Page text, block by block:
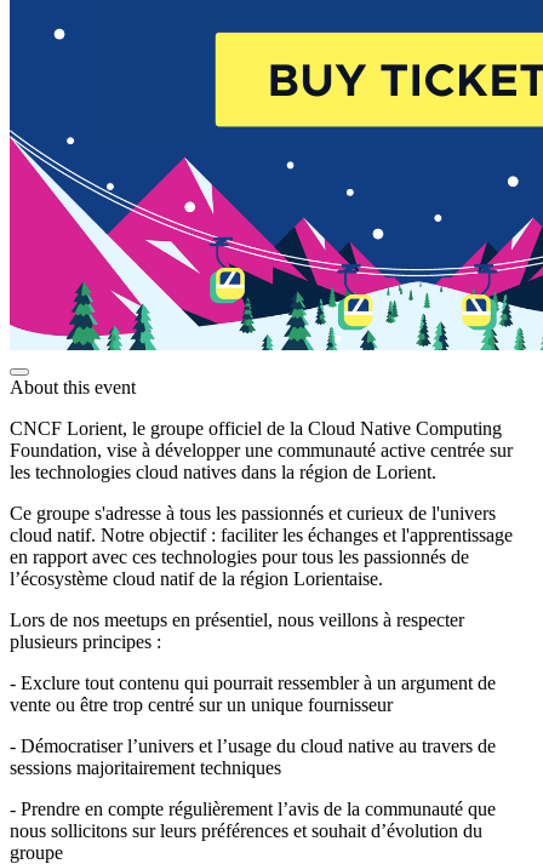
About this event
CNCF Lorient, le groupe officiel de la Cloud Native Computing
Foundation, vise à développer une communauté active centrée sur
les technologies cloud natives dans la région de Lorient.
Ce groupe s'adresse à tous les passionnés et curieux de l'univers
cloud natif. Notre objectif : faciliter les échanges et l'apprentissage
en rapport avec ces technologies pour tous les passionnés de
l’écosystème cloud natif de la région Lorientaise.
Lors de nos meetups en présentiel, nous veillons à respecter
plusieurs principes :
- Exclure tout contenu qui pourrait ressembler à un argument de
vente ou être trop centré sur un unique fournisseur
- Démocratiser l’univers et l’usage du cloud native au travers de
sessions majoritairement techniques
- Prendre en compte régulièrement l’avis de la communauté que
nous sollicitons sur leurs préférences et souhait d’évolution du
groupe